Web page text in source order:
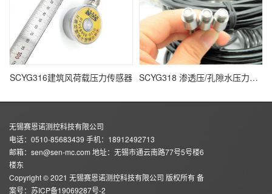
SCYG316建筑风荷载压力传感器 SCYG318 渗透压/孔隙水压力传感器
无锡赛恩诺测控科技有限公司
电话：0510-85683439 手机：18912492713
邮箱：sen@sen-mc.com 地址：无锡市通云南路77号5号楼6
楼东
Copyright © 2021 无锡赛恩诺测控科技有限公司 版权所有 备
案号： 苏ICP备19069287号-2